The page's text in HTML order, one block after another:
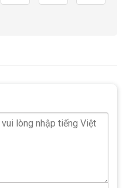
ổn định trên đường trường.